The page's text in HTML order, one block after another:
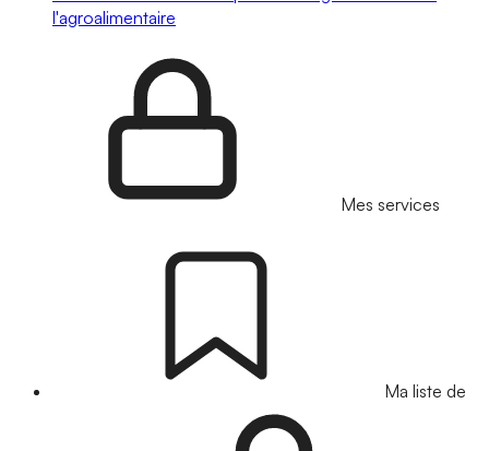
l'agroalimentaire
Mes services
Ma liste de